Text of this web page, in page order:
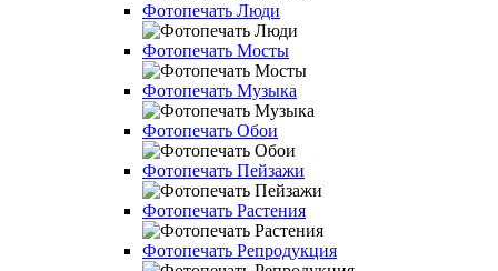
Фотопечать Люди
Фотопечать Мосты
Фотопечать Музыка
Фотопечать Обои
Фотопечать Пейзажи
Фотопечать Растения
Фотопечать Репродукция